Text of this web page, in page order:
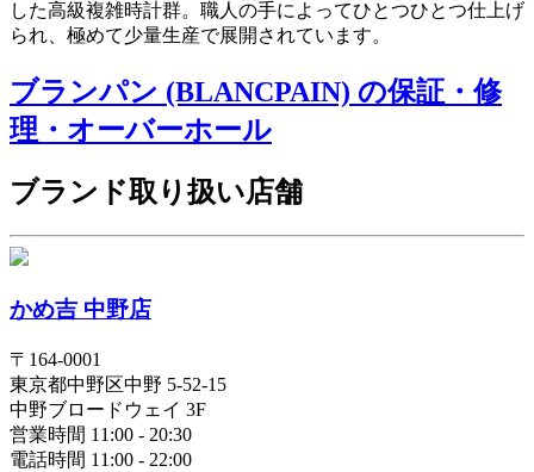
した高級複雑時計群。職人の手によってひとつひとつ仕上げ
られ、極めて少量生産で展開されています。
ブランパン (BLANCPAIN) の保証・修
理・オーバーホール
ブランド取り扱い店舗
かめ吉 中野店
〒 164-0001
東京都中野区中野 5-52-15
中野ブロードウェイ 3F
営業時間 11:00 - 20:30
電話時間 11:00 - 22:00